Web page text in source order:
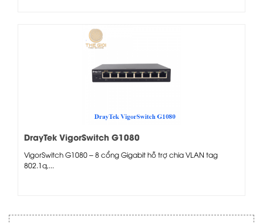
DrayTek VigorSwitch G1080
VigorSwitch G1080 – 8 cổng Gigabit hỗ trợ chia VLAN tag
802.1q,...